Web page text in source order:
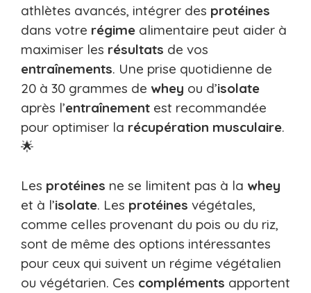
athlètes avancés, intégrer des protéines
dans votre régime alimentaire peut aider à
maximiser les résultats de vos
entraînements. Une prise quotidienne de
20 à 30 grammes de whey ou d’isolate
après l’entraînement est recommandée
pour optimiser la récupération musculaire.
🌟
Les protéines ne se limitent pas à la whey
et à l’isolate. Les protéines végétales,
comme celles provenant du pois ou du riz,
sont de même des options intéressantes
pour ceux qui suivent un régime végétalien
ou végétarien. Ces compléments apportent